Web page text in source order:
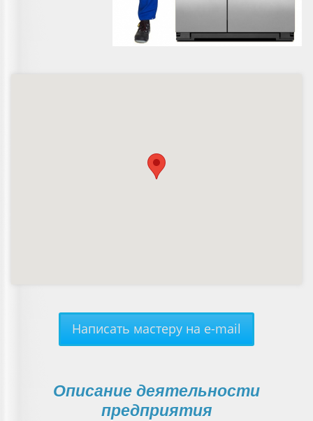
Написать мастеру на e-mail
Описание деятельности
предприятия